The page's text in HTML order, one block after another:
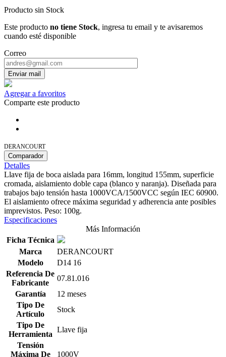
Producto sin Stock
Este producto no tiene Stock, ingresa tu email y te avisaremos
cuando esté disponible
Correo
Enviar mail
Agregar a favoritos
Comparte este producto
DERANCOURT
Comparador
Detalles
Llave fija de boca aislada para 16mm, longitud 155mm, superficie
cromada, aislamiento doble capa (blanco y naranja). Diseñada para
trabajos bajo tensión hasta 1000VCA/1500VCC según IEC 60900.
El aislamiento ofrece máxima seguridad y adherencia ante posibles
imprevistos. Peso: 100g.
Especificaciones
Más Información
Ficha Técnica
Marca
DERANCOURT
Modelo
D14 16
Referencia De
Fabricante
07.81.016
Garantía
12 meses
Tipo De
Artículo
Stock
Tipo De
Herramienta
Llave fija
Tensión
Máxima De
1000V